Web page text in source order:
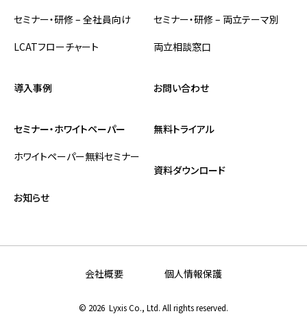
セミナー・研修 – 全社員向け
セミナー・研修 – 両立テーマ別
LCATフローチャート
両立相談窓口
導入事例
セミナー・ホワイトペーパー
ホワイトペーパー無料セミナー
お知らせ
お問い合わせ
無料トライアル
資料ダウンロード
会社概要 個人情報保護
© 2026 Lyxis Co., Ltd. All rights reserved.